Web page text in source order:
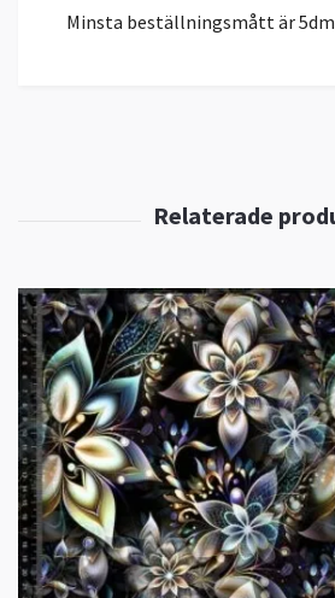
Minsta beställningsmått är 5dm